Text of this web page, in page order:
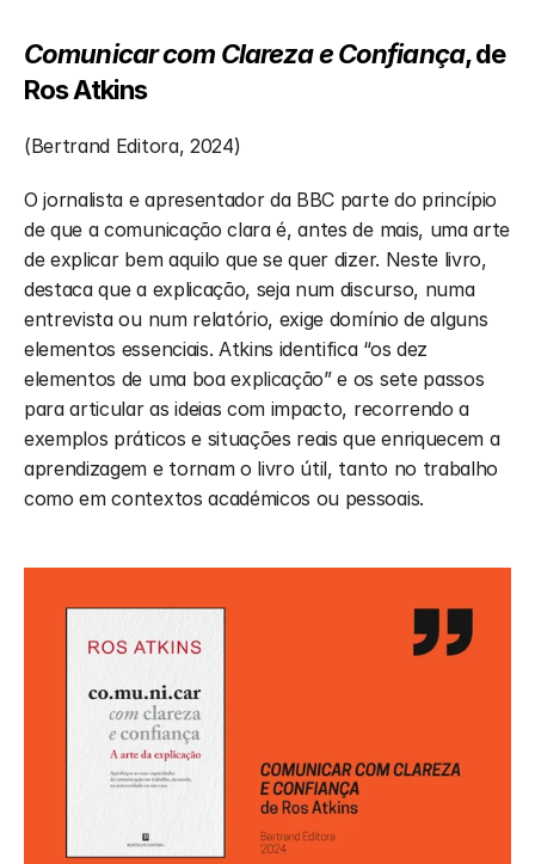
Comunicar com Clareza e Confiança, de
Ros Atkins
(Bertrand Editora, 2024)
O jornalista e apresentador da BBC parte do princípio
de que a comunicação clara é, antes de mais, uma arte
de explicar bem aquilo que se quer dizer. Neste livro,
destaca que a explicação, seja num discurso, numa
entrevista ou num relatório, exige domínio de alguns
elementos essenciais. Atkins identifica “os dez
elementos de uma boa explicação” e os sete passos
para articular as ideias com impacto, recorrendo a
exemplos práticos e situações reais que enriquecem a
aprendizagem e tornam o livro útil, tanto no trabalho
como em contextos académicos ou pessoais.